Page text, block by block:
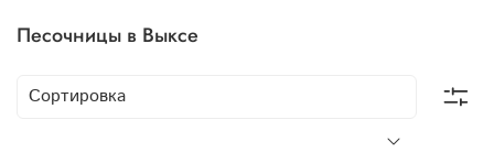
Песочницы в Выксе